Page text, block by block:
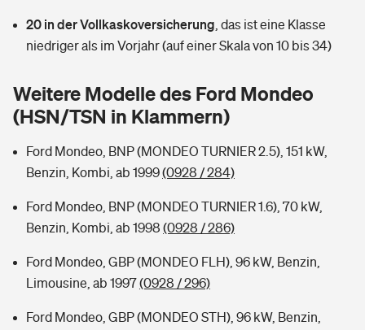
Wer versichert was: Jetzt Versicherer finden
Sie haben Fragen?
Handyversicherung
Musikinstrumentenversicherung
Zur Übersicht
Tools
Kinderunfall-Check: Mehr Sicherheit für deine Kids
Sie haben Fragen?
20 in der Vollkaskoversicherung das ist eine Klasse
niedriger als im Vorjahr (auf einer Skala von 10 bis 34)
Weitere Modelle des Ford Mondeo
(HSN/TSN in Klammern)
Ford Mondeo, BNP (MONDEO TURNIER 2.5), 151 kW,
Benzin, Kombi, ab 1999(0928 / 284)
Ford Mondeo, BNP (MONDEO TURNIER 1.6), 70 kW,
Benzin, Kombi, ab 1998 (0928 / 286)
Ford Mondeo, GBP (MONDEO FLH), 96 kW, Benzin,
Limousine, ab 1997(0928 / 296)
Ford Mondeo, GBP (MONDEO STH), 96 kW, Benzin,